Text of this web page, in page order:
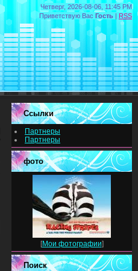
Четверг, 2026-08-06, 11:45 PM
Приветствую Вас Гость | RSS
Ссылки
Партнеры
Партнеры
фото
[Мои фотографии]
Поиск